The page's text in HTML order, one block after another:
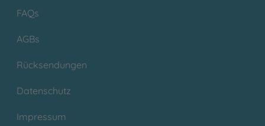
FAQs
AGBs
Rücksendungen
Datenschutz
Impressum